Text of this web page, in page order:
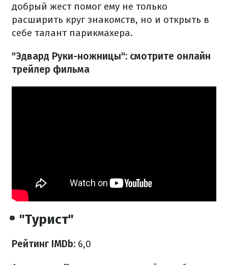
добрый жест помог ему не только
расширить круг знакомств, но и открыть в
себе талант парикмахера.
"Эдвард Руки-ножницы": смотрите онлайн
трейлер фильма
"Турист"
Рейтинг IMDb: 6,0